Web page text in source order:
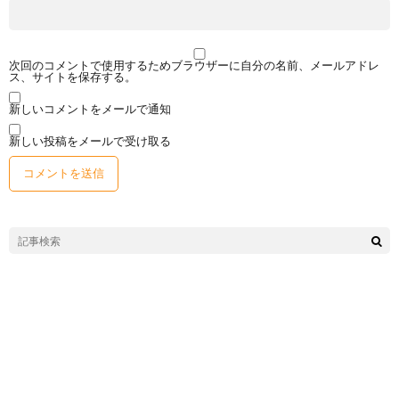
次回のコメントで使用するためブラウザーに自分の名前、メールアドレ
ス、サイトを保存する。
新しいコメントをメールで通知
新しい投稿をメールで受け取る